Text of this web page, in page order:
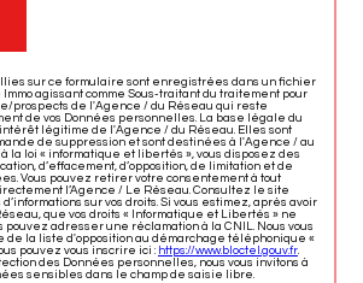
sur ce formulaire sont enregistrées dans un fichier
agissant comme Sous-traitant du traitement pour
prospects de l'Agence / du Réseau qui reste
de vos Données personnelles. La base légale du
légitime de l'Agence / du Réseau. Elles sont
de suppression et sont destinées à l'Agence / au
la loi « informatique et libertés », vous disposez des
d’effacement, d’opposition, de limitation et de
Vous pouvez retirer votre consentement à tout
l’Agence / Le Réseau. Consultez le site
d’informations sur vos droits. Si vous estimez, après avoir
que vos droits « Informatique et Libertés » ne
pouvez adresser une réclamation à la CNIL. Nous vous
de la liste d'opposition au démarchage téléphonique «
pouvez vous inscrire ici : https://www.bloctel.gouv.fr.
des Données personnelles, nous vous invitons à
sensibles dans le champ de saisie libre.